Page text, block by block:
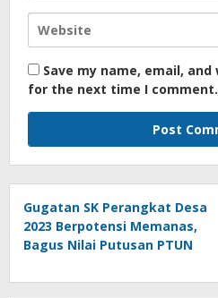
Save my name, email,
for the next time I comment.
Gugatan SK Perangkat Desa
2023 Berpotensi Memanas,
Bagus Nilai Putusan PTUN